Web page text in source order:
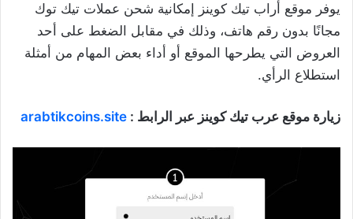
يوفر موقع أراب تيك كوينز إمكانية شحن عملات تيك توك
مجانًا بدون رقم هاتف، وذلك في مقابل الضغط على أحد
العروض التي يطرحها الموقع أو أداء بعض المهام من أمثلة
استطلاع الرأي.
زيارة موقع عرب تيك كوينز عبر الرابط : arabtikcoins.site